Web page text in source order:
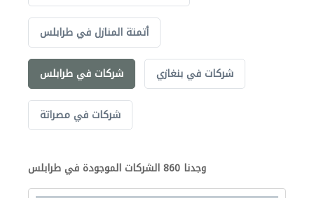
أتمتة المنازل في طرابلس
شركات في طرابلس شركات في بنغازي
شركات في مصراتة
وجدنا 860 الشركات الموجودة في طرابلس